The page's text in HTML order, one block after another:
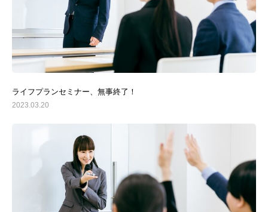
ライフプランセミナー、無事終了！
2023.03.20